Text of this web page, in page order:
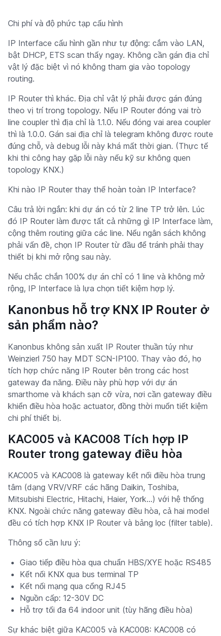
Chi phí và độ phức tạp cấu hình
IP Interface cấu hình gần như tự động: cắm vào LAN,
bật DHCP, ETS scan thấy ngay. Không cần gán địa chỉ
vật lý đặc biệt vì nó không tham gia vào topology
routing.
IP Router thì khác. Địa chỉ vật lý phải được gán đúng
theo vị trí trong topology. Nếu IP Router đóng vai trò
line coupler thì địa chỉ là 1.1.0. Nếu đóng vai area coupler
thì là 1.0.0. Gán sai địa chỉ là telegram không được route
đúng chỗ, và debug lỗi này khá mất thời gian. (Thực tế
khi thi công hay gặp lỗi này nếu kỹ sư không quen
topology KNX.)
Khi nào IP Router thay thế hoàn toàn IP Interface?
Câu trả lời ngắn: khi dự án có từ 2 line TP trở lên. Lúc
đó IP Router làm được tất cả những gì IP Interface làm,
cộng thêm routing giữa các line. Nếu ngân sách không
phải vấn đề, chọn IP Router từ đầu để tránh phải thay
thiết bị khi mở rộng sau này.
Nếu chắc chắn 100% dự án chỉ có 1 line và không mở
rộng, IP Interface là lựa chọn tiết kiệm hợp lý.
Kanonbus hỗ trợ KNX IP Router ở
sản phẩm nào?
Kanonbus không sản xuất IP Router thuần túy như
Weinzierl 750 hay MDT SCN-IP100. Thay vào đó, họ
tích hợp chức năng IP Router bên trong các host
gateway đa năng. Điều này phù hợp với dự án
smarthome và khách sạn cỡ vừa, nơi cần gateway điều
khiển điều hòa hoặc actuator, đồng thời muốn tiết kiệm
chi phí thiết bị.
KAC005 và KAC008 Tích hợp IP
Router trong gateway điều hòa
KAC005 và KAC008 là gateway kết nối điều hòa trung
tâm (dạng VRV/VRF các hãng Daikin, Toshiba,
Mitsubishi Electric, Hitachi, Haier, York...) với hệ thống
KNX. Ngoài chức năng gateway điều hòa, cả hai model
đều có tích hợp KNX IP Router và bảng lọc (filter table).
Thông số cần lưu ý:
Giao tiếp điều hòa qua chuẩn HBS/XYE hoặc RS485
Kết nối KNX qua bus terminal TP
Kết nối mạng qua cổng RJ45
Nguồn cấp: 12-30V DC
Hỗ trợ tối đa 64 indoor unit (tùy hãng điều hòa)
Sự khác biệt giữa KAC005 và KAC008: KAC008 có